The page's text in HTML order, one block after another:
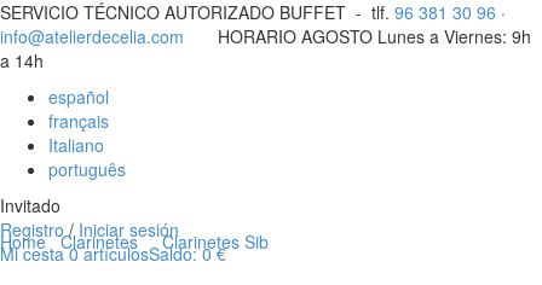
SERVICIO TÉCNICO AUTORIZADO BUFFET - tlf. 96 381 30 96 ·
info@atelierdecelia.com HORARIO AGOSTO Lunes a Viernes: 9h
a 14h
español
français
Italiano
português
Invitado
Registro/ Iniciar sesión
Mi cesta0artículosSaldo:0 €
Home Clarinetes Clarinetes Sib